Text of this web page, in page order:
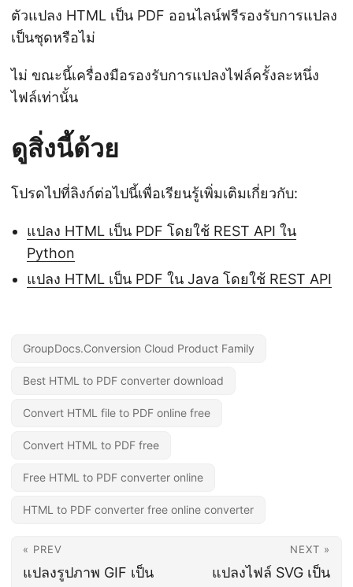
ตัวแปลง HTML เป็น PDF ออนไลน์ฟรีรองรับการแปลง
เป็นชุดหรือไม่
ไม่ ขณะนี้เครื่องมือรองรับการแปลงไฟล์ครั้งละหนึ่ง
ไฟล์เท่านั้น
ดูสิ่งนี้ด้วย
โปรดไปที่ลิงก์ต่อไปนี้เพื่อเรียนรู้เพิ่มเติมเกี่ยวกับ:
แปลง HTML เป็น PDF โดยใช้ REST API ใน
Python
แปลง HTML เป็น PDF ใน Java โดยใช้ REST API
GroupDocs.Conversion Cloud Product Family
Best HTML to PDF converter download
Convert HTML file to PDF online free
Convert HTML to PDF free
Free HTML to PDF converter online
HTML to PDF converter free online converter
« PREV
แปลงรูปภาพ GIF เป็น
NEXT »
แปลงไฟล์ SVG เป็น